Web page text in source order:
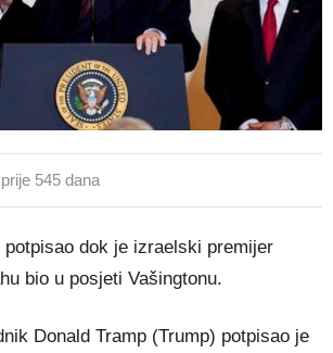
prije 545 dana
potpisao dok je izraelski premijer
bio u posjeti Vašingtonu.
Donald Tramp (Trump) potpisao je